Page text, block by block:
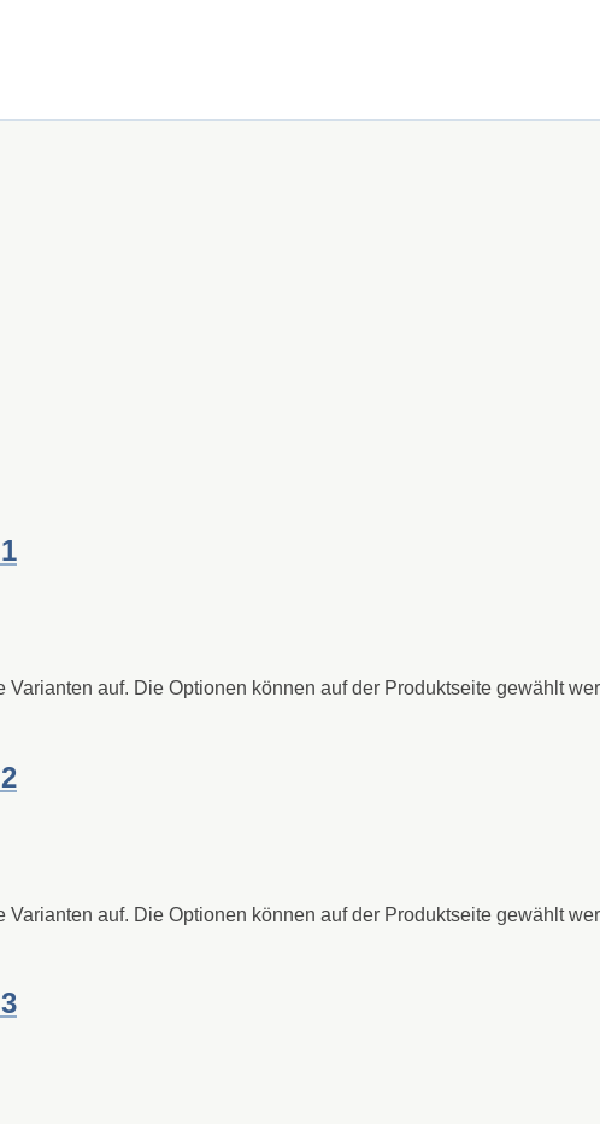
Varianten auf. Die Optionen können auf der Produktseite gewählt
Varianten auf. Die Optionen können auf der Produktseite gewählt